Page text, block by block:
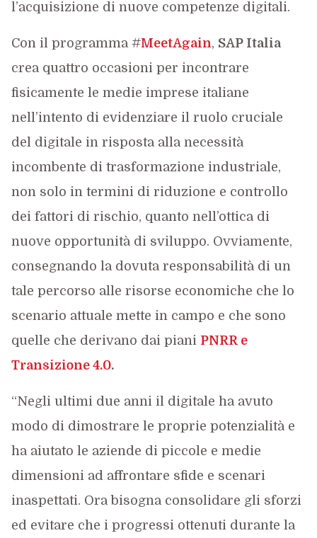
l’acquisizione di nuove competenze digitali.
Con il programma #MeetAgain, SAP Italia
crea quattro occasioni per incontrare
fisicamente le medie imprese italiane
nell’intento di evidenziare il ruolo cruciale
del digitale in risposta alla necessità
incombente di trasformazione industriale,
non solo in termini di riduzione e controllo
dei fattori di rischio, quanto nell’ottica di
nuove opportunità di sviluppo. Ovviamente,
consegnando la dovuta responsabilità di un
tale percorso alle risorse economiche che lo
scenario attuale mette in campo e che sono
quelle che derivano dai piani PNRR e
Transizione 4.0.
“Negli ultimi due anni il digitale ha avuto
modo di dimostrare le proprie potenzialità e
ha aiutato le aziende di piccole e medie
dimensioni ad affrontare sfide e scenari
inaspettati. Ora bisogna consolidare gli sforzi
ed evitare che i progressi ottenuti durante la